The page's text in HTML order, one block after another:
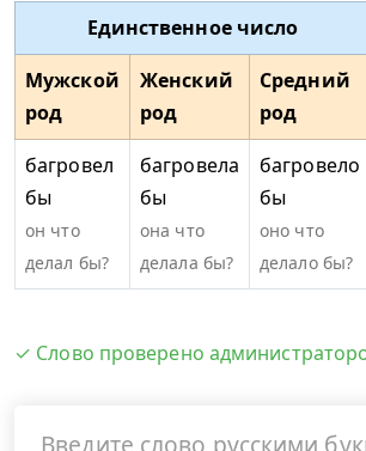
Единственное число
Мужской
род
Женский
род
Средний
род
багровел
бы
он что
делал бы?
багровела
бы
она что
делала бы?
багровело
бы
оно что
делало бы?
✓ Слово проверено